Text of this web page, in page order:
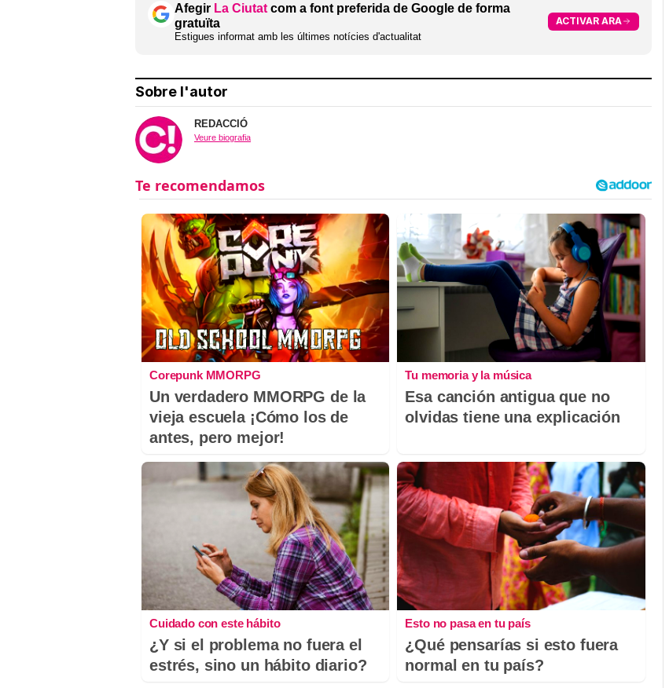
Afegir La Ciutat com a font preferida de Google de forma
gratuïta
Estigues informat amb les últimes notícies d'actualitat
ACTIVAR ARA
Sobre l'autor
REDACCIÓ
Veure biografia
Corepunk MMORPG
Un verdadero MMORPG de la
vieja escuela ¡Cómo los de
antes, pero mejor!
Tu memoria y la música
Esa canción antigua que no
olvidas tiene una explicación
Cuidado con este hábito
¿Y si el problema no fuera el
estrés, sino un hábito diario?
Esto no pasa en tu país
¿Qué pensarías si esto fuera
normal en tu país?